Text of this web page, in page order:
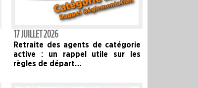
17 JUILLET 2026
Retraite des agents de catégorie
active : un rappel utile sur les
règles de départ…